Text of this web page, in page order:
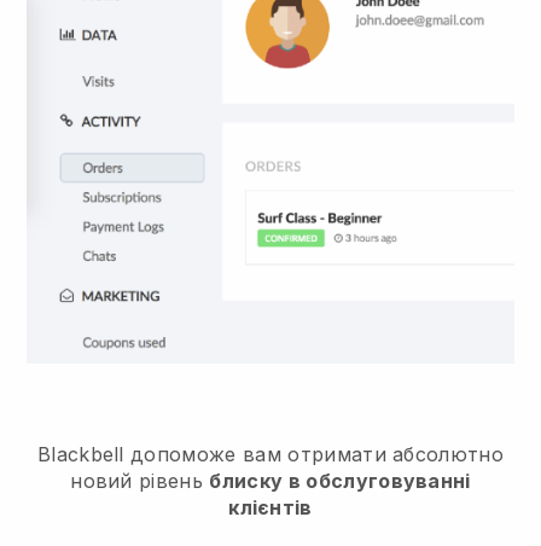
Blackbell допоможе вам отримати абсолютно
новий рівень блиску в обслуговуванні
клієнтів